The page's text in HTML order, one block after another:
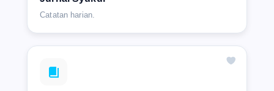
Catatan harian.